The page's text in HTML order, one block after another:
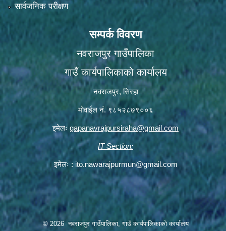
सार्वजनिक परीक्षण
सम्पर्क विवरण
नवराजपुर गाउँपालिका
गाउँ कार्यपालिकाको कार्यालय
नवराजपुर, सिरहा
मोवाईल नं. ९८५२८७९००६
इमेलः gapanavrajpursiraha@gmail.com
IT Section:
इमेलः : ito.nawarajpurmun@gmail.com
© 2026 नवराजपुर गाउँपालिका, गाउँ कार्यपालिकाको कार्यालय